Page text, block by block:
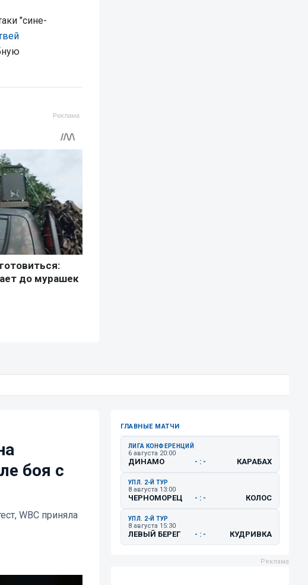
"сине-
боя с
WBC приняла
ГЛАВНЫЕ МАТЧИ
ЛИГА КОНФЕРЕНЦИЙ
6 августа 20:00
ДИНАМО - : - КАРАБАХ
УПЛ. 2-Й ТУР
8 августа 13:00
ЧЕРНОМОРЕЦ - : - КОЛОС
УПЛ. 2-Й ТУР
8 августа 15:30
ЛЕВЫЙ БЕРЕГ - : - КУДРИВКА